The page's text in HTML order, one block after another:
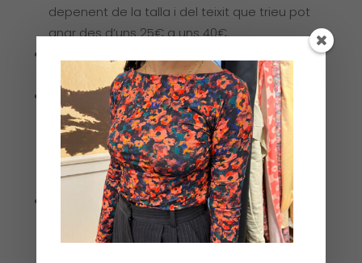
depenent de la talla i del teixit que trieu pot
anar des d’uns 25€ a uns 40€.
whatsapp i buscarem una roba que us agradi.
Es tornaran els diners del curs en el cas de
que cancel·leu abans del 25 de Gener. A partir
del 26 de gener no es tornarà l’import del curs
però podeu passar el curs a algú que
conegueu o venir a buscar el material.
El patró no està inclòs en el curs.